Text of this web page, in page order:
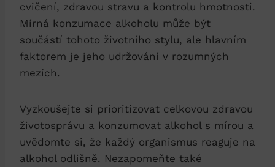
cvičení, zdravou stravu a kontrolu hmotnosti.
Mírná konzumace alkoholu může být
součástí tohoto životního stylu, ale hlavním
faktorem je jeho udržování v rozumných
mezích.
Vyzkoušejte si prioritizovat celkovou zdravou
životosprávu a konzumovat alkohol s mírou a
uvědomte si, že každý organismus reaguje na
alkohol odlišně. Nezapomeňte také